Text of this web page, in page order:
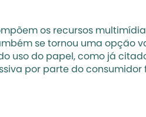
os recursos
se tornou uma opção
uso do papel, como já
por parte do consumidor